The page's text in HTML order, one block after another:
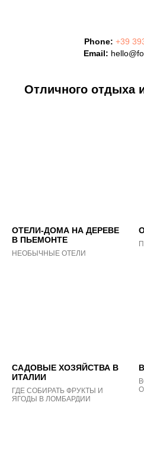
Phone: +39
Email:
Отличного отдыха
ОТЕЛИ-ДОМА НА ДЕРЕВЕ
В ПЬЕМОНТЕ
НЕОБЫЧНЫЕ ОТЕЛИ
САДОВЫЕ ХОЗЯЙСТВА В
ИТАЛИИ
ГДЕ СОБИРАТЬ ФРУКТЫ И
ЯГОДЫ В ЛОМБАРДИИ